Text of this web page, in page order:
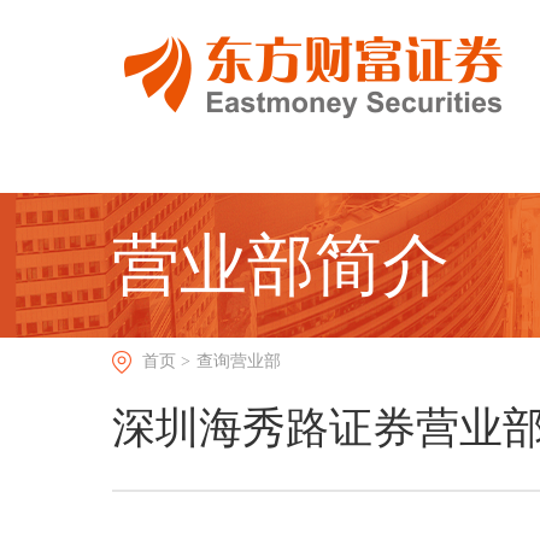
营业部简介
首页 > 查询营业部
深圳海秀路证券营业